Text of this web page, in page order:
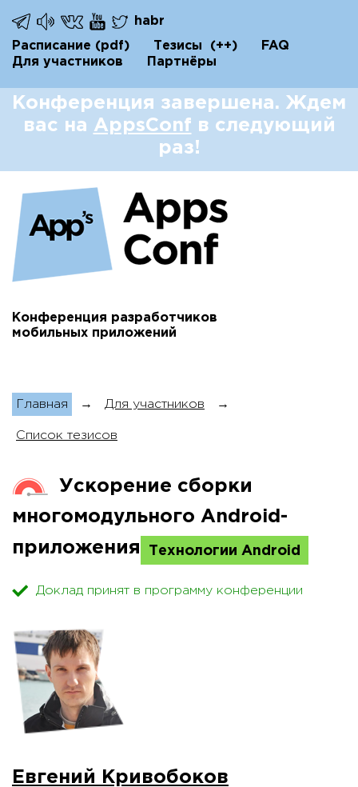
habr
Расписание (pdf) Тезисы (++)
FAQ
Для участников
Партнёры
Конференция завершена. Ждем
вас на AppsConf в следующий
раз!
Конференция разработчиков
мобильных приложений
Главная → Для участников →
Список тезисов
Ускорение сборки
многомодульного Android-
приложения
Технологии Android
Доклад принят в программу конференции
Евгений Кривобоков